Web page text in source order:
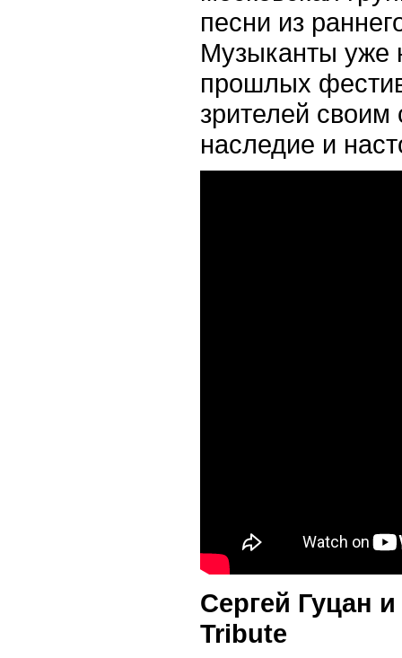
песни из
Музыканты уже
прошлых
зрителей своим
наследие и
Сергей Гуцан
Tribute